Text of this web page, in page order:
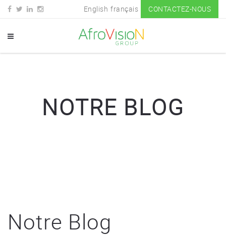
English français CONTACTEZ-NOUS
NOTRE BLOG
Notre Blog